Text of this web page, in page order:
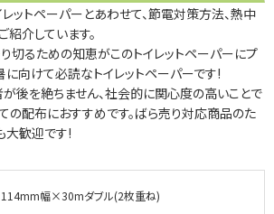
レットペーパーとあわせて、節電対策方法、熱中
介しています。
切るための知恵がこのトイレットペーパーにプ
に向けて必読なトイレットペーパーです!
後を絶ちません、社会的に関心度の高いことで
の配布におすすめです。ばら売り対応商品のた
大歓迎です!
114mm幅×30mダブル(2枚重ね)